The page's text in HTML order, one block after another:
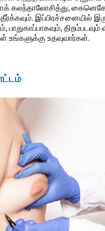
கலந்தாலோசித்து,
தீர்க்கவும். இப்பிரச்சனையில்
பாதுகாப்பாகவும், திறம்படவும்
உங்களுக்கு உதவுவார்கள்.